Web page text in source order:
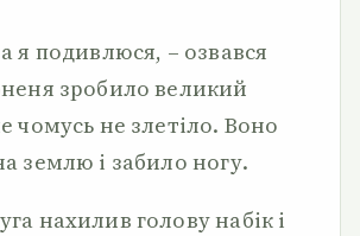
я подивлюся, – озвався
зробило великий
чомусь не злетіло. Воно
землю і забило ногу.
нахилив голову набік і